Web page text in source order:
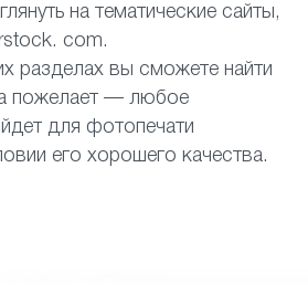
на тематические сайты,
com.
разделах вы сможете найти
пожелает — любое
для фотопечати
его хорошего качества.